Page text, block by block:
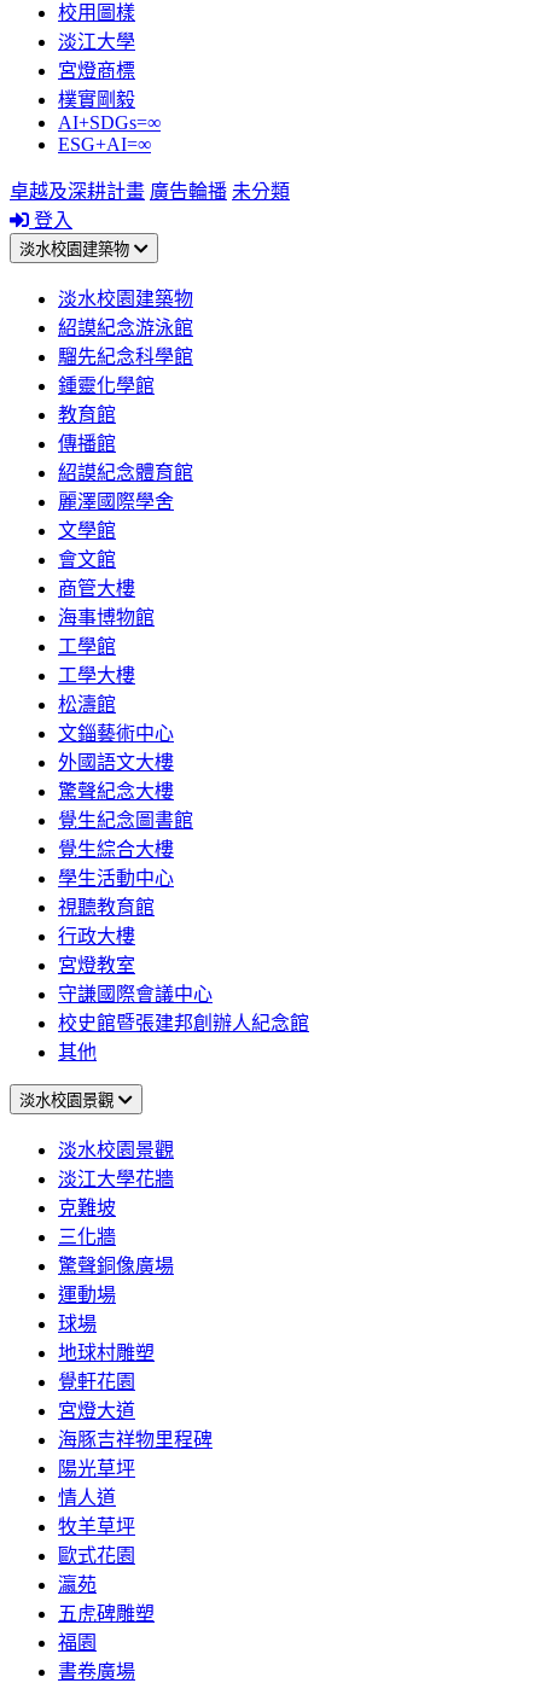
校用圖樣
淡江大學
宮燈商標
樸實剛毅
AI+SDGs=∞
ESG+AI=∞
卓越及深耕計畫 廣告輪播 未分類
登入
淡水校園建築物
淡水校園建築物
紹謨紀念游泳館
騮先紀念科學館
鍾靈化學館
教育館
傳播館
紹謨紀念體育館
麗澤國際學舍
文學館
會文館
商管大樓
海事博物館
工學館
工學大樓
松濤館
文錙藝術中心
外國語文大樓
驚聲紀念大樓
覺生紀念圖書館
覺生綜合大樓
學生活動中心
視聽教育館
行政大樓
宮燈教室
守謙國際會議中心
校史館暨張建邦創辦人紀念館
其他
淡水校園景觀
淡水校園景觀
淡江大學花牆
克難坡
三化牆
驚聲銅像廣場
運動場
球場
地球村雕塑
覺軒花園
宮燈大道
海豚吉祥物里程碑
陽光草坪
情人道
牧羊草坪
歐式花園
瀛苑
五虎碑雕塑
福園
書卷廣場